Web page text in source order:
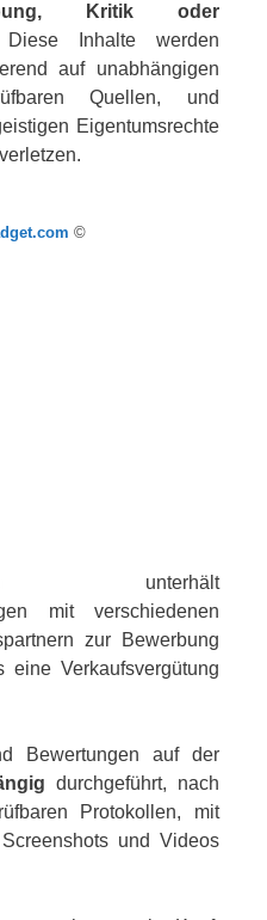
Kritik oder
Inhalte werden
auf unabhängigen
Quellen, und
Eigentumsrechte
©
unterhält
mit verschiedenen
zur Bewerbung
Verkaufsvergütung
Bewertungen auf der
durchgeführt, nach
Protokollen, mit
und Videos